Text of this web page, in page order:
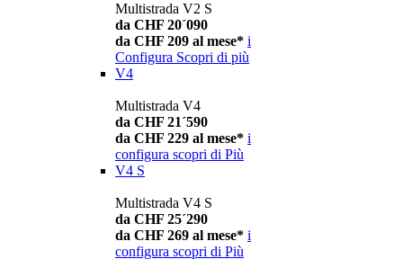
Multistrada V2 S
da CHF 20´090
da CHF 209 al mese* i
Configura Scopri di più
V4
Multistrada V4
da CHF 21´590
da CHF 229 al mese* i
configura scopri di Più
V4 S
Multistrada V4 S
da CHF 25´290
da CHF 269 al mese* i
configura scopri di Più